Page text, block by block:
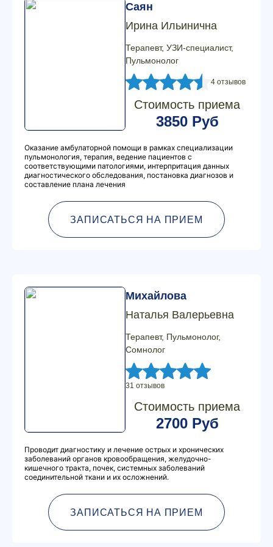
Саян
Ирина Ильинична
Терапевт, УЗИ-специалист,
Пульмонолог
4 отзывов
Стоимость приема
3850 Руб
Оказание амбулаторной помощи в рамках специализации
пульмонология, терапия, ведение пациентов с
соответствующими патологиями, интерпритация данных
диагностического обследования, постановка диагнозов и
составление плана лечения
ЗАПИСАТЬСЯ НА ПРИЕМ
Михайлова
Наталья Валерьевна
Терапевт, Пульмонолог,
Сомнолог
31 отзывов
Стоимость приема
2700 Руб
Проводит диагностику и лечение острых и хронических
заболеваний органов кровообращения, желудочно-
кишечного тракта, почек, системных заболеваний
соединительной ткани и их осложнений.
ЗАПИСАТЬСЯ НА ПРИЕМ